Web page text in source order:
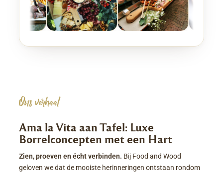
Ons verhaal
Ama la Vita aan Tafel: Luxe
Borrelconcepten met een Hart
Zien, proeven en écht verbinden. Bij Food and Wood
geloven we dat de mooiste herinneringen ontstaan rondom